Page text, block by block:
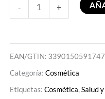
- +
EAN/GTIN: 3390150591747
Categoría: Cosmética
Etiquetas: Cosmética Salud